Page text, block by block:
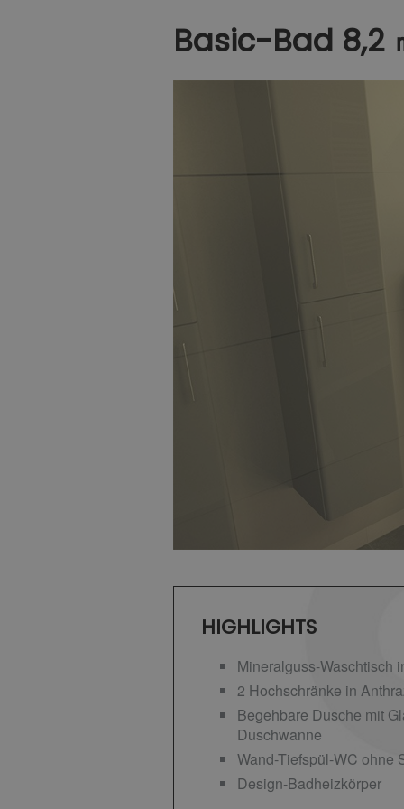
Basic-Bad 8,2
HIGHLIGHTS
Mineralguss-Waschtisch
2 Hochschränke in
Begehbare Dusche mit
Duschwanne
Wand-Tiefspül-WC ohne
Design-Badheizkörper